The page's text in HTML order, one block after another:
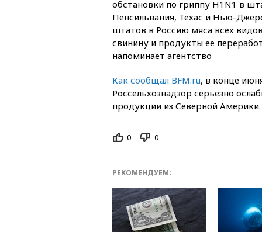
обстановки по гриппу H1N1 в
Пенсильвания, Техас и Нью-
штатов в Россию мяса всех
свинину и продукты ее
напоминает агентство
Как сообщал BFM.ru, в конце
Россельхознадзор серьезно
продукции из Северной Америки.
0 0
РЕКОМЕНДУЕМ: